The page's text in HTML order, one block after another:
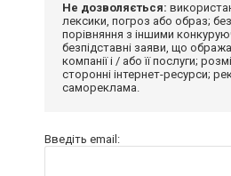
Не дозволяється:
лексики, погроз або образ;
порівняння з іншими
безпідставні заяви, що
компанії і / або її послуги;
сторонні інтернет-ресурси;
самореклама.
Введіть email: